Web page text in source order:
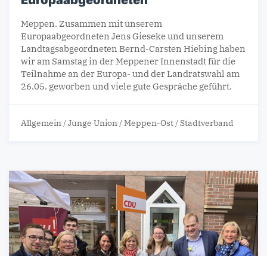
Meppen. Zusammen mit unserem
Europaabgeordneten Jens Gieseke und unserem
Landtagsabgeordneten Bernd-Carsten Hiebing haben
wir am Samstag in der Meppener Innenstadt für die
Teilnahme an der Europa- und der Landratswahl am
26.05. geworben und viele gute Gespräche geführt.
Allgemein /Junge Union /Meppen-Ost /Stadtverband